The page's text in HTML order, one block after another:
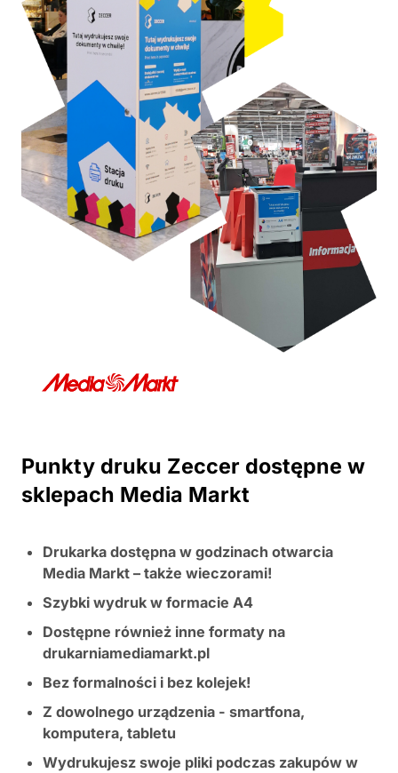
Punkty druku Zeccer dostępne w
sklepach Media Markt
Drukarka dostępna w godzinach otwarcia
Media Markt – także wieczorami!
Szybki wydruk w formacie A4
Dostępne również inne formaty na
drukarniamediamarkt.pl
Bez formalności i bez kolejek!
Z dowolnego urządzenia - smartfona,
komputera, tabletu
Wydrukujesz swoje pliki podczas zakupów w